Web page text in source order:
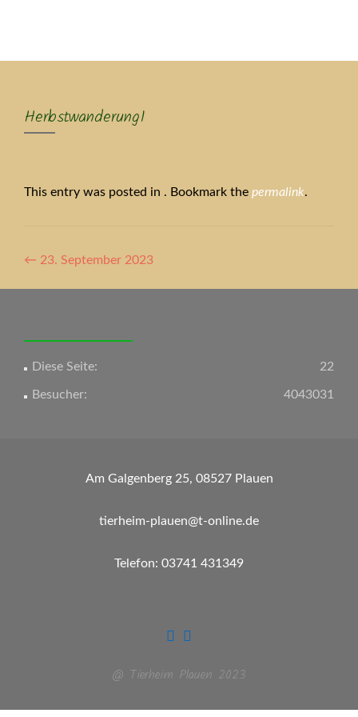
Herbstwanderung1
This entry was posted in . Bookmark the permalink.
Artikel-
Navigation
← 23. September 2023
22
Diese Seite:
4043031
Besucher:
Am Galgenberg 25, 08527 Plauen
tierheim-plauen@t-online.de
Telefon: 03741 431349
@ Tierheim Plauen 2023